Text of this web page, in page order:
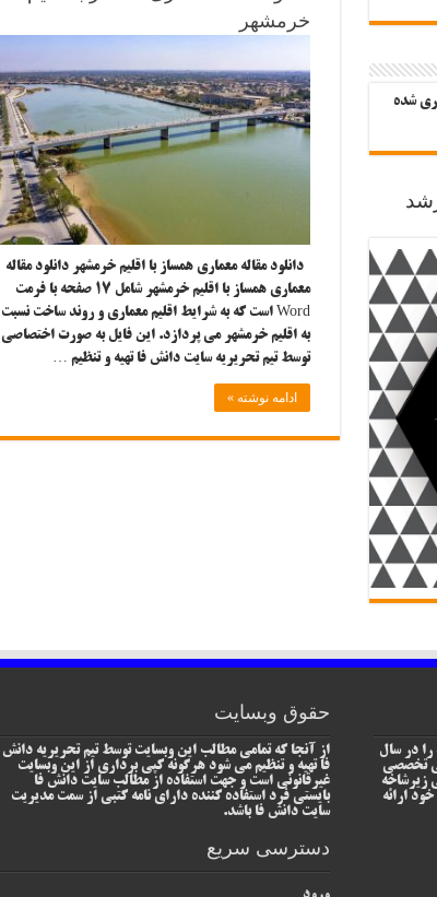
خرمشهر
دانلود مقاله معماری همساز با اقلیم خرمشهر دانلود مقاله
معماری همساز با اقلیم خرمشهر شامل ۱۷ صفحه با فرمت
Word است که به شرایط اقلیم معماری و روند ساخت نسبت
به اقلیم خرمشهر می پردازد. این فایل به صورت اختصاصی
توسط تیم تحریریه سایت دانش فا تهیه و تنظیم …
ادامه نوشته »
شده
را در سال
تخصصی
زیرشاخه
ارائه
حقوق وبسایت
از آنجا که تمامی مطالب این وبسایت توسط تیم تحریریه دانش
فا تهیه و تنظیم می شود هرگونه کپی برداری از این وبسایت
غیرقانونی است و جهت استفاده از مطالب سایت دانش فا
بایستی فرد استفاده کننده دارای نامه کتبی از سمت مدیریت
سایت دانش فا باشد.
دسترسی سریع